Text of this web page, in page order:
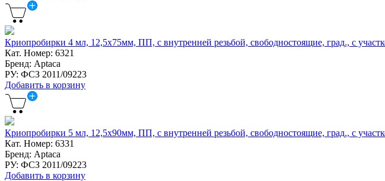
Криопробирки 4 мл, 12,5x75мм, ПП, с внутренней резьбой, свободностоящие, град., с
Кат. Номер: 6321
Бренд: Aptaca
РУ: ФСЗ 2011/09223
Добавить в корзину
Криопробирки 5 мл, 12,5x90мм, ПП, с внутренней резьбой, свободностоящие, град., с
Кат. Номер: 6331
Бренд: Aptaca
РУ: ФСЗ 2011/09223
Добавить в корзину